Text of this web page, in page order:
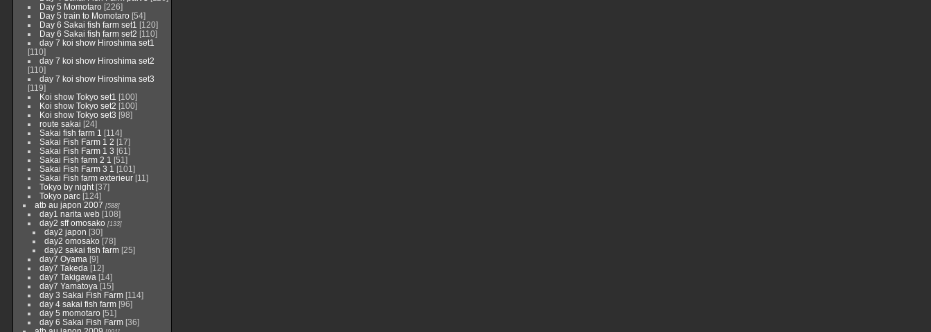
Day 5 Momotaro [226]
Day 5 train to Momotaro [54]
Day 6 Sakai fish farm set1 [120]
Day 6 Sakai fish farm set2 [110]
day 7 koi show Hiroshima set1
[110]
day 7 koi show Hiroshima set2
[110]
day 7 koi show Hiroshima set3
[119]
Koi show Tokyo set1 [100]
Koi show Tokyo set2 [100]
Koi show Tokyo set3 [98]
route sakai [24]
Sakai fish farm 1 [114]
Sakai Fish Farm 1 2 [17]
Sakai Fish Farm 1 3 [61]
Sakai Fish farm 2 1 [51]
Sakai Fish Farm 3 1 [101]
Sakai Fish farm exterieur [11]
Tokyo by night [37]
Tokyo parc [124]
atb au japon 2007 [588]
day1 narita web [108]
day2 sff omosako [133]
day2 japon [30]
day2 omosako [78]
day2 sakai fish farm [25]
day7 Oyama [9]
day7 Takeda [12]
day7 Takigawa [14]
day7 Yamatoya [15]
day 3 Sakai Fish Farm [114]
day 4 sakai fish farm [96]
day 5 momotaro [51]
day 6 Sakai Fish Farm [36]